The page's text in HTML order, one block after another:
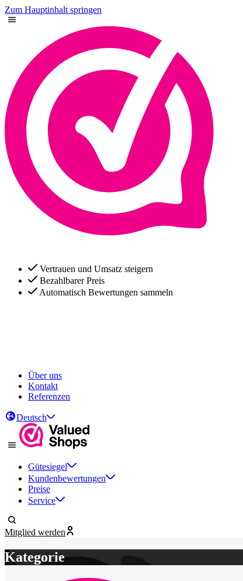
Zum Hauptinhalt springen
Vertrauen und Umsatz steigern
Bezahlbarer Preis
Automatisch Bewertungen sammeln
Über uns
Kontakt
Referenzen
Deutsch
Gütesiegel
Kundenbewertungen
Preise
Service
Mitglied werden
Kategorie